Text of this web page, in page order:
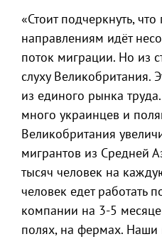
«Стоит подчеркнуть,
направлениям идёт
поток миграции. Но из
слуху Великобритания.
из единого рынка
много украинцев и
Великобритания
мигрантов из Средней
тысяч человек на
человек едет работать
компании на 3-5
полях, на фермах. Наши